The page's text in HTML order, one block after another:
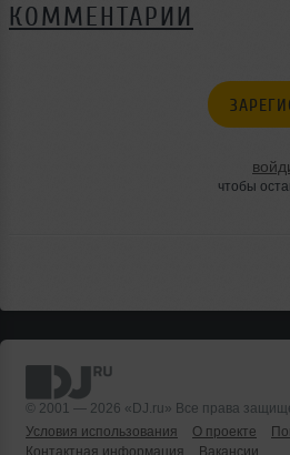
КОММЕНТАРИИ
чтобы
© 2001 — 2026 «DJ.ru» Все права
Условия использования
О проекте
Контактная информация
Вакансии